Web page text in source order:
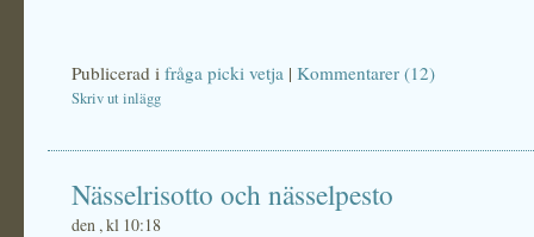
Publicerad i fråga picki vetja | Kommentarer (12)
Skriv ut inlägg
Nässelrisotto och nässelpesto
den , kl 10:18